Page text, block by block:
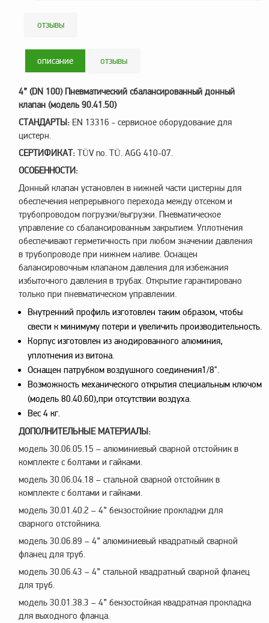
Оплата
Доставка
самовывоз
Гарантия
возврат
Вакансии
отзывы
описание отзывы
4” (DN 100) Пневматический сбалансированный донный
клапан (модель 90.41.50)
СТАНДАРТЫ: EN 13316 - сервисное оборудование для
цистерн.
СЕРТИФИКАТ: TÜV no. TÜ. AGG 410-07.
ОСОБЕННОСТИ:
Донный клапан установлен в нижней части цистерны для
обеспечения непрерывного перехода между отсеком и
трубопроводом погрузки/выгрузки. Пневматическое
управление со сбалансированным закрытием. Уплотнения
обеспечивают герметичность при любом значении давления
в трубопроводе при нижнем наливе. Оснащен
балансировочным клапаном давления для избежания
избыточного давления в трубах. Открытие гарантировано
только при пневматическом управлении.
Внутренний профиль изготовлен таким образом, чтобы
свести к минимуму потери и увеличить производительность.
Корпус изготовлен из анодированного алюминия,
уплотнения из витона.
Оснащен патрубком воздушного соединения1/8".
Возможность механического открытия специальным ключом
(модель 80.40.60),при отсутствии воздуха.
Вес 4 кг.
ДОПОЛНИТЕЛЬНЫЕ МАТЕРИАЛЫ:
модель 30.06.05.15 – алюминиевый сварной отстойник в
комплекте с болтами и гайками.
модель 30.06.04.18 – стальной сварной отстойник в
комплекте с болтами и гайками.
модель 30.01.40.2 – 4” бензостойкие прокладки для
сварного отстойника.
модель 30.06.89 – 4” алюминиевый квадратный сварной
фланец для труб.
модель 30.06.43 – 4” стальной квадратный сварной фланец
для труб.
модель 30.01.38.3 – 4” бензостойкая квадратная прокладка
для выходного фланца.